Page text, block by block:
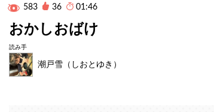
583
36 01:46
おかしおばけ
読み手
潮戸雪（しおとゆき）